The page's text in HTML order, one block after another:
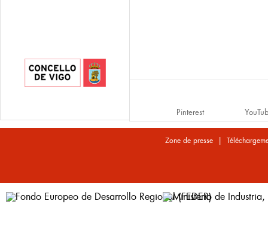
Pinterest
Zone de presse |